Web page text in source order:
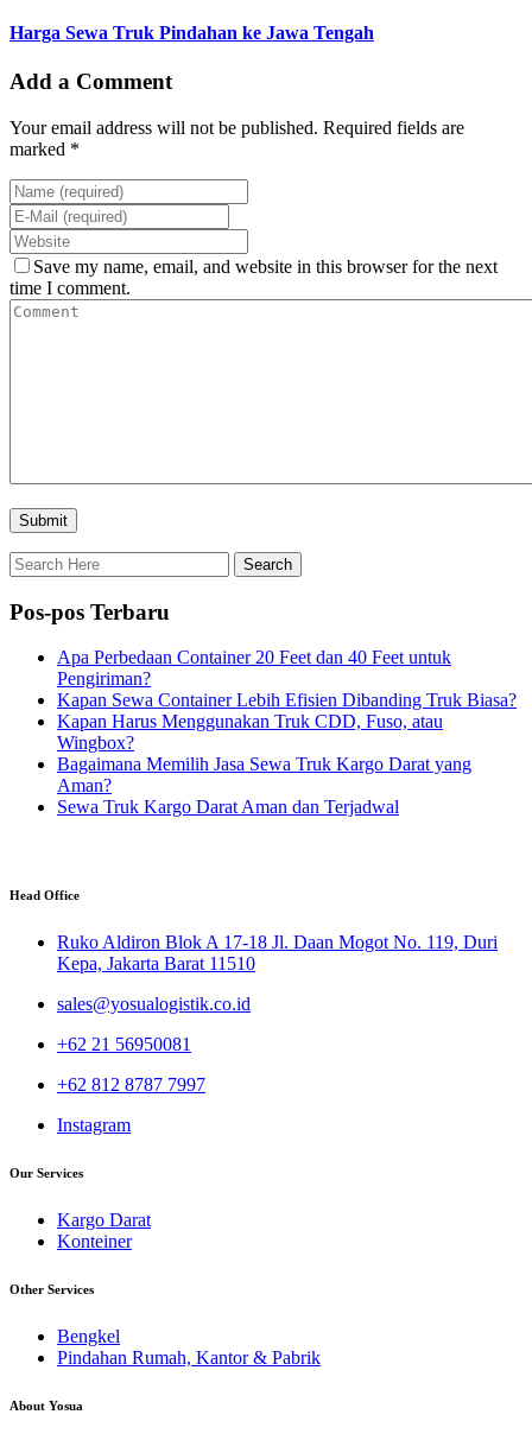
Harga Sewa Truk Pindahan ke Jawa Tengah
Add a Comment
Your email address will not be published. Required fields are
marked *
Save my name, email, and website in this browser for the next
time I comment.
Pos-pos Terbaru
Apa Perbedaan Container 20 Feet dan 40 Feet untuk
Pengiriman?
Kapan Sewa Container Lebih Efisien Dibanding Truk Biasa?
Kapan Harus Menggunakan Truk CDD, Fuso, atau
Wingbox?
Bagaimana Memilih Jasa Sewa Truk Kargo Darat yang
Aman?
Sewa Truk Kargo Darat Aman dan Terjadwal
Head Office
Ruko Aldiron Blok A 17-18 Jl. Daan Mogot No. 119, Duri
Kepa, Jakarta Barat 11510
sales@yosualogistik.co.id
+62 21 56950081
+62 812 8787 7997
Instagram
Our Services
Kargo Darat
Konteiner
Other Services
Bengkel
Pindahan Rumah, Kantor & Pabrik
About Yosua